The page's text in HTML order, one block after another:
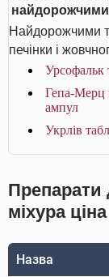
Найдорожчими
печінки і
Урсофальк
Гепа-Мерц
ампул
Укрлів
Препарати
міхура
Назва